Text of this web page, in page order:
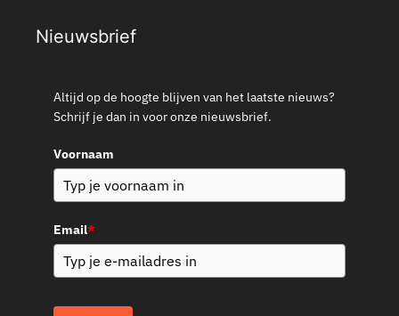
Nieuwsbrief
Altijd op de hoogte blijven van het laatste nieuws?
Schrijf je dan in voor onze nieuwsbrief.
Voornaam
Email*